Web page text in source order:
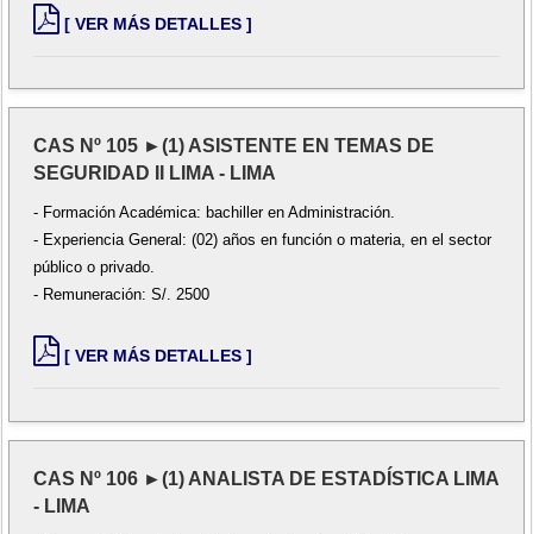
[ VER MÁS DETALLES ]
CAS Nº 105 ►(1) ASISTENTE EN TEMAS DE
SEGURIDAD II LIMA - LIMA
- Formación Académica: bachiller en Administración.
- Experiencia General: (02) años en función o materia, en el sector
público o privado.
- Remuneración: S/. 2500
[ VER MÁS DETALLES ]
CAS Nº 106 ►(1) ANALISTA DE ESTADÍSTICA LIMA
- LIMA